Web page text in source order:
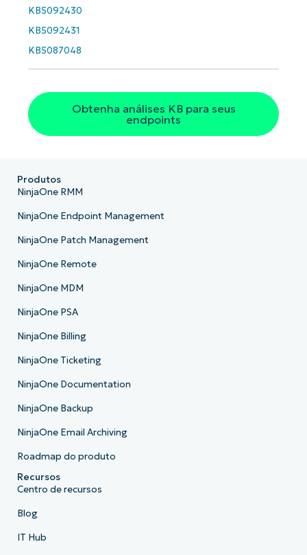
KB5092430
KB5092431
KB5087048
Obtenha análises KB para seus
endpoints
Produtos
NinjaOne RMM
NinjaOne Endpoint Management
NinjaOne Patch Management
NinjaOne Remote
NinjaOne MDM
NinjaOne PSA
NinjaOne Billing
NinjaOne Ticketing
NinjaOne Documentation
NinjaOne Backup
NinjaOne Email Archiving
Roadmap do produto
Recursos
Centro de recursos
Blog
IT Hub